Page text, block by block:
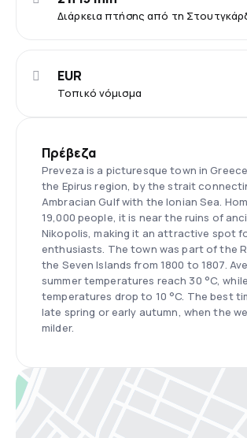
Διάρκεια πτήσης από τη
Τοπικό νόμισμα
EUR
Πρέβεζα
Preveza is a picturesque town in
the Epirus region, by the strait
Ambracian Gulf with the Ionian Sea.
19,000 people, it is near the ruins of
Nikopolis, making it an attractive spot
enthusiasts. The town was part of the
the Seven Islands from 1800 to 1807.
summer temperatures reach 30 °C,
temperatures drop to 10 °C. The best
late spring or early autumn, when the
milder.